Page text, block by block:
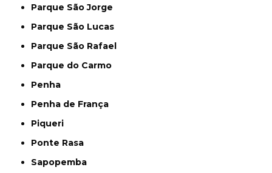
Parque São Jorge
Parque São Lucas
Parque São Rafael
Parque do Carmo
Penha
Penha de França
Piqueri
Ponte Rasa
Sapopemba